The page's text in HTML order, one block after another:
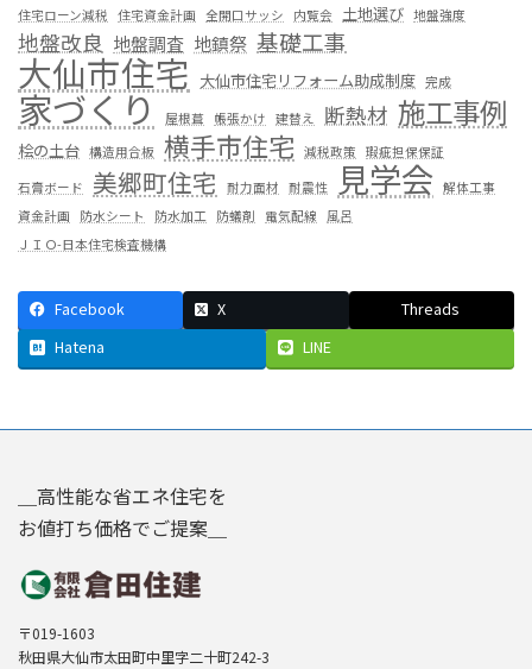
住宅ローン減税 住宅資金計画 全開口サッシ 内覧会 土地選び 地盤強度
地盤改良 地盤調査 地鎮祭 基礎工事
大仙市住宅 大仙市住宅リフォーム助成制度 完成
家づくり 屋根葺 帳張かけ 建替え 断熱材 施工事例
桧の土台 構造用合板 横手市住宅 減税政策 瑕疵担保保証
石膏ボード
美郷町住宅 耐力面材 耐震性 見学会 解体工事
資金計画
防水シート 防水加工 防蟻剤 電気配線
風呂
ＪＩＯ-日本住宅検査機構
Facebook X
Threads
Hatena
LINE
＿高性能な省エネ住宅を
お値打ち価格でご提案＿
〒019-1603
秋田県大仙市太田町中里字二十町242-3